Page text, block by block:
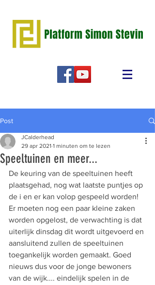
Post
Speeltuinen en meer...
JCalderhead
29 apr 2021 1 minuten om te lezen
De keuring van de speeltuinen heeft
plaatsgehad, nog wat laatste puntjes op
de i en er kan volop gespeeld worden!
Er moeten nog een paar kleine zaken
worden opgelost, de verwachting is dat
uiterlijk dinsdag dit wordt uitgevoerd en
aansluitend zullen de speeltuinen
toegankelijk worden gemaakt. Goed
nieuws dus voor de jonge bewoners
van de wijk.... eindelijk spelen in de